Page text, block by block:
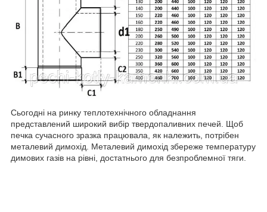
Сьогодні на ринку теплотехнічного обладнання
представлений широкий вибір твердопаливних печей. Щоб
печка сучасного зразка працювала, як належить, потрібен
металевий димохід. Металевий димохід збереже температуру
димових газів на рівні, достатнього для безпроблемної тяги.